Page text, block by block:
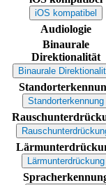
iOS kompatibel
Audiologie
Binaurale
Direktionalität
Binaurale
Standorterkennung
Lärmunterdrückung